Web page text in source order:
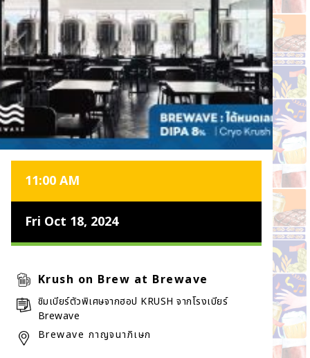
11:00 AM
Fri Oct 18, 2024
Krush on Brew at Brewave
ชิมเบียร์ตัวพิเศษจากฮอป KRUSH จากโรงเบียร์
Brewave
Brewave กาญจนาภิเษก